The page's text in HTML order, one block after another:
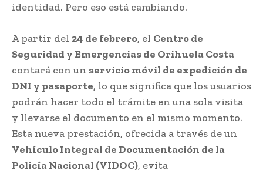
identidad. Pero eso está cambiando.
A partir del 24 de febrero, el Centro de
Seguridad y Emergencias de Orihuela Costa
contará con un servicio móvil de expedición de
DNI y pasaporte, lo que significa que los usuarios
podrán hacer todo el trámite en una sola visita
y llevarse el documento en el mismo momento.
Esta nueva prestación, ofrecida a través de un
Vehículo Integral de Documentación de la
Policía Nacional (VIDOC), evita